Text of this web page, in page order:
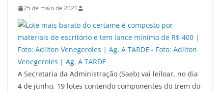
25 de maio de 2021
A Secretaria da Administração (Saeb) vai leiloar, no dia
4 de junho, 19 lotes contendo componentes do trem do